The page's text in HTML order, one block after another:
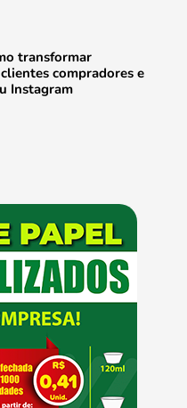
transformar
compradores e
Instagram